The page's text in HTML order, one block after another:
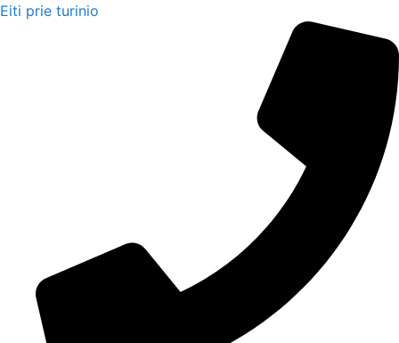
Eiti prie turinio